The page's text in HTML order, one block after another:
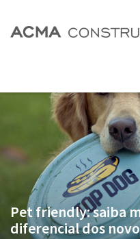
Pet friendly: saiba
diferencial dos